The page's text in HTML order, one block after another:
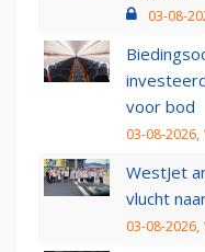
03-08-
voor bod
03-08-2026,
WestJet
vlucht
03-08-2026,